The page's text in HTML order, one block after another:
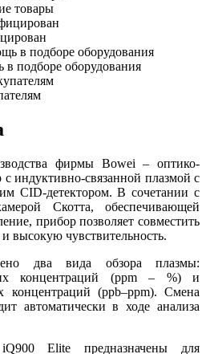
товары
подборе оборудования
фирмы Bowei – оптико-
индуктивно-связанной плазмой с
CID-детектором. В сочетании с
Скотта, обеспечивающей
прибор позволяет совместить
высокую чувствительность.
два вида обзора плазмы:
концентраций (ppm – %) и
концентраций (ppb–ppm). Смена
автоматически в ходе анализа
Elite предназначены для